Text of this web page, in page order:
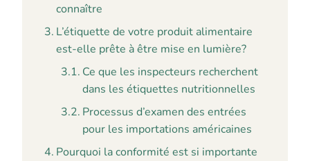
connaître
L’étiquette de votre produit alimentaire
est-elle prête à être mise en lumière?
Ce que les inspecteurs recherchent
dans les étiquettes nutritionnelles
Processus d’examen des entrées
pour les importations américaines
Pourquoi la conformité est si importante